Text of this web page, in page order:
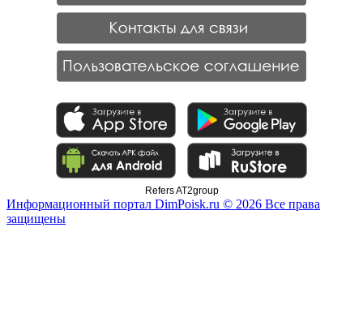
Refers AT2group
Информационный портал DimPoisk.ru © 2026 Все права
защищены